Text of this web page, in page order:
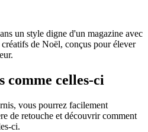
un style digne d'un magazine avec
de Noël, conçus pour élever
comme celles-ci
vous pourrez facilement
de retouche et découvrir comment
ci.